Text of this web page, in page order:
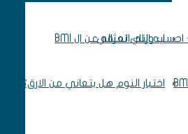
ايه اللي تعرفه عن ال BMI
اختبار النوم هل بتعاني من الارق؟